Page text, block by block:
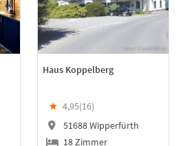
Haus Koppelberg
★ 4,95(16)
51688 Wipperfürth
18 Zimmer